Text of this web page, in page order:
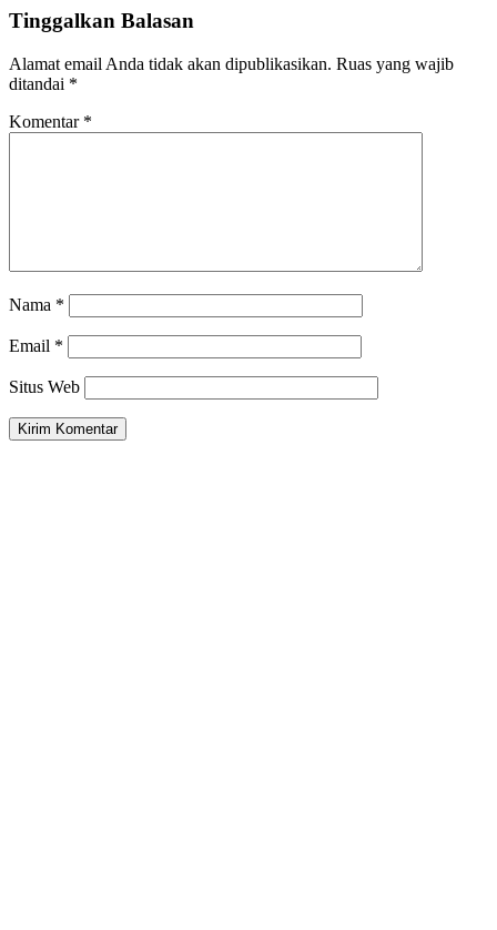
Tinggalkan Balasan
Alamat email Anda tidak akan dipublikasikan. Ruas yang wajib
ditandai *
Komentar *
Nama *
Email *
Situs Web